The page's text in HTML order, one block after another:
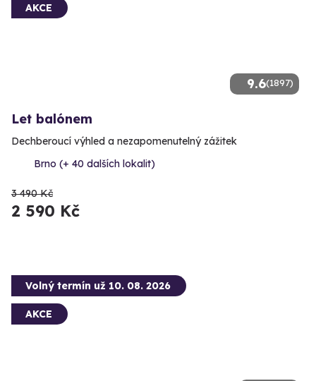
9.6(1897)
AKCE
Let balónem
Dechberoucí výhled a nezapomenutelný zážitek
Brno (+ 40 dalších lokalit)
3 490 Kč
2 590 Kč
Volný termín už 10. 08. 2026
AKCE